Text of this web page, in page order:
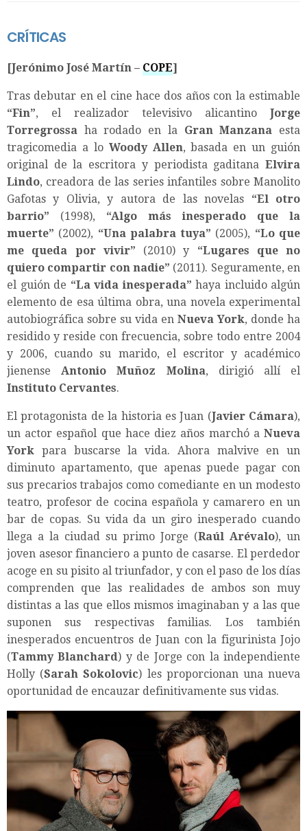
CRÍTICAS
[Jerónimo José Martín – COPE]
Tras debutar en el cine hace dos años con la estimable
“Fin”, el realizador televisivo alicantino Jorge
Torregrossa ha rodado en la Gran Manzana esta
tragicomedia a lo Woody Allen, basada en un guión
original de la escritora y periodista gaditana Elvira
Lindo, creadora de las series infantiles sobre Manolito
Gafotas y Olivia, y autora de las novelas “El otro
barrio” (1998), “Algo más inesperado que la
muerte” (2002), “Una palabra tuya” (2005), “Lo que
me queda por vivir” (2010) y “Lugares que no
quiero compartir con nadie” (2011). Seguramente, en
el guión de “La vida inesperada” haya incluido algún
elemento de esa última obra, una novela experimental
autobiográfica sobre su vida en Nueva York, donde ha
residido y reside con frecuencia, sobre todo entre 2004
y 2006, cuando su marido, el escritor y académico
jienenseAntonio Muñoz Molina, dirigió allí el
Instituto Cervantes.
El protagonista de la historia es Juan (Javier Cámara),
un actor español que hace diez años marchó a Nueva
York para buscarse la vida. Ahora malvive en un
diminuto apartamento, que apenas puede pagar con
sus precarios trabajos como comediante en un modesto
teatro, profesor de cocina española y camarero en un
bar de copas. Su vida da un giro inesperado cuando
llega a la ciudad su primo Jorge (Raúl Arévalo), un
joven asesor financiero a punto de casarse. El perdedor
acoge en su pisito al triunfador, y con el paso de los días
comprenden que las realidades de ambos son muy
distintas a las que ellos mismos imaginaban y a las que
suponen sus respectivas familias. Los también
inesperados encuentros de Juan con la figurinista Jojo
(Tammy Blanchard) y de Jorge con la independiente
Holly (Sarah Sokolovic) les proporcionan una nueva
oportunidad de encauzar definitivamente sus vidas.